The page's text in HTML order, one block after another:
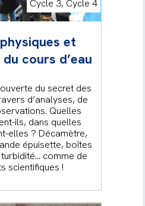
Cycle 3, Cycle 4
et
cours d’eau
du secret des
d’analyses, de
Quelles
ils, dans quelles
elles ? Décamètre,
épuisette, boîtes
comme de
scientifiques !